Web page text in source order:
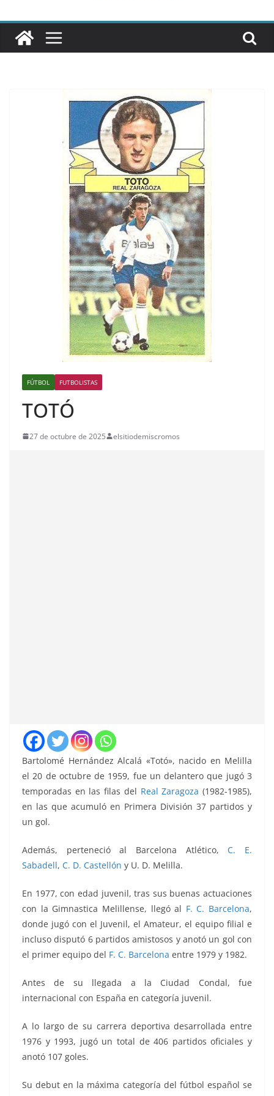
FÚTBOL FUTBOLISTAS
TOTÓ
27 de octubre de 2025 elsitiodemiscromos
Bartolomé Hernández Alcalá «Totó», nacido en Melilla
el 20 de octubre de 1959, fue un delantero que jugó 3
temporadas en las filas del Real Zaragoza (1982-1985),
en las que acumuló en Primera División 37 partidos y
un gol.
Además, perteneció al Barcelona Atlético, C. E.
Sabadell, C. D. Castellón y U. D. Melilla.
En 1977, con edad juvenil, tras sus buenas actuaciones
con la Gimnastica Melillense, llegó al F. C. Barcelona,
donde jugó con el Juvenil, el Amateur, el equipo filial e
incluso disputó 6 partidos amistosos y anotó un gol con
el primer equipo del F. C. Barcelona entre 1979 y 1982.
Antes de su llegada a la Ciudad Condal, fue
internacional con España en categoría juvenil.
A lo largo de su carrera deportiva desarrollada entre
1976 y 1993, jugó un total de 406 partidos oficiales y
anotó 107 goles.
Su debut en la máxima categoría del fútbol español se